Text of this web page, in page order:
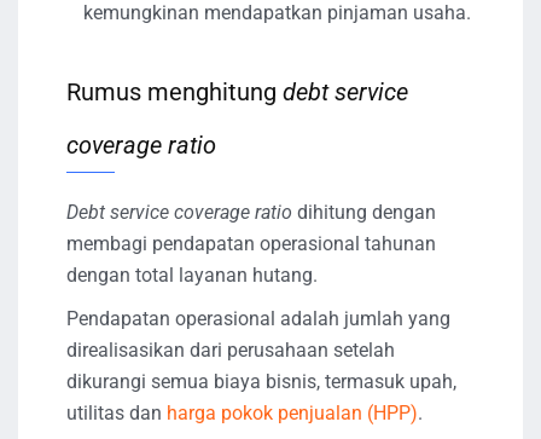
kemungkinan mendapatkan pinjaman usaha.
Rumus menghitung debt service
coverage ratio
Debt service coverage ratio dihitung dengan
membagi pendapatan operasional tahunan
dengan total layanan hutang.
Pendapatan operasional adalah jumlah yang
direalisasikan dari perusahaan setelah
dikurangi semua biaya bisnis, termasuk upah,
utilitas dan harga pokok penjualan (HPP).